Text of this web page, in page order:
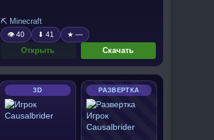
⛏️ Minecraft
👁 40 ⬇ 41 ★ —
Открыть Скачать
3D РАЗВЕРТКА